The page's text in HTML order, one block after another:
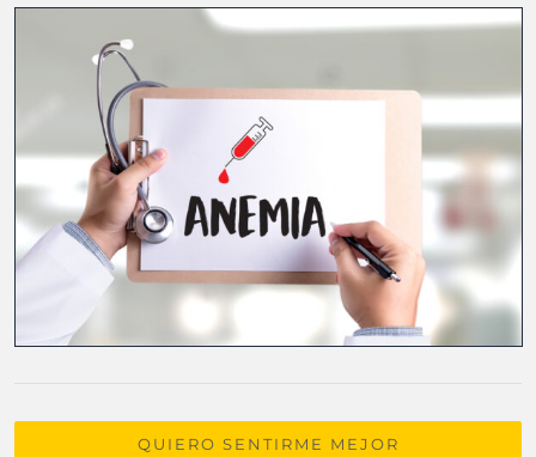
QUIERO SENTIRME MEJOR